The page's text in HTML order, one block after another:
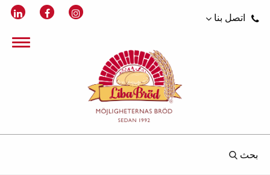
اتصل بنا
بحث